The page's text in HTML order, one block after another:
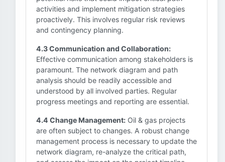
activities and implement mitigation strategies
proactively. This involves regular risk reviews
and contingency planning.
4.3 Communication and Collaboration:
Effective communication among stakeholders is
paramount. The network diagram and path
analysis should be readily accessible and
understood by all involved parties. Regular
progress meetings and reporting are essential.
4.4 Change Management: Oil & gas projects
are often subject to changes. A robust change
management process is necessary to update the
network diagram, re-analyze the critical path,